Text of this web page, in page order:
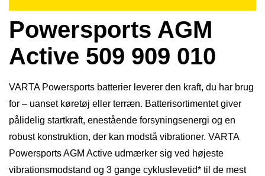
Powersports AGM
Active 509 909 010
VARTA Powersports batterier leverer den kraft, du har brug
for – uanset køretøj eller terræn. Batterisortimentet giver
pålidelig startkraft, enestående forsyningsenergi og en
robust konstruktion, der kan modstå vibrationer. VARTA
Powersports AGM Active udmærker sig ved højeste
vibrationsmodstand og 3 gange cykluslevetid* til de mest